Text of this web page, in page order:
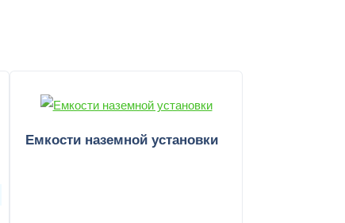
Емкости наземной установки